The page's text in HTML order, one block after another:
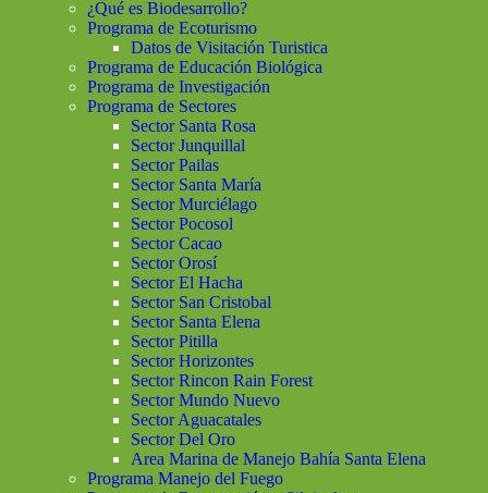
¿Qué es Biodesarrollo?
Programa de Ecoturismo
Datos de Visitación Turistica
Programa de Educación Biológica
Programa de Investigación
Programa de Sectores
Sector Santa Rosa
Sector Junquillal
Sector Pailas
Sector Santa María
Sector Murciélago
Sector Pocosol
Sector Cacao
Sector Orosí
Sector El Hacha
Sector San Cristobal
Sector Santa Elena
Sector Pitilla
Sector Horizontes
Sector Rincon Rain Forest
Sector Mundo Nuevo
Sector Aguacatales
Sector Del Oro
Area Marina de Manejo Bahía Santa Elena
Programa Manejo del Fuego